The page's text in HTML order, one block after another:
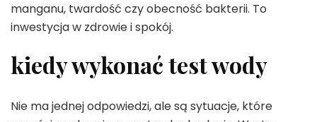
manganu, twardość czy obecność bakterii. To
inwestycja w zdrowie i spokój.
kiedy wykonać test wody
Nie ma jednej odpowiedzi, ale są sytuacje, które